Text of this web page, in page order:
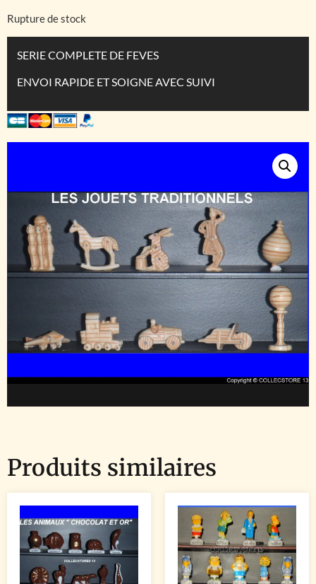
Rupture de stock
SERIE COMPLETE DE FEVES
ENVOI RAPIDE ET SOIGNE AVEC SUIVI
Produits similaires